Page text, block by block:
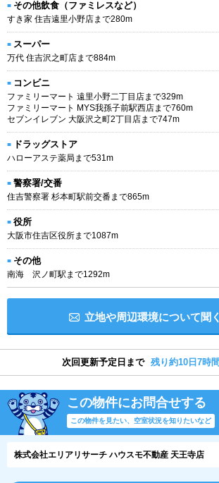
その他飲食（ファミレスなど）
すき家 住吉遠里小野店まで280m
スーパー
万代 住吉沢之町店まで884m
コンビニ
ファミリーマート 遠里小野二丁目店まで329m
ファミリーマート MYS我孫子前駅西店まで760m
セブンイレブン 大阪沢之町2丁目店まで747m
ドラッグストア
ハローアステ薬局まで531m
警察署/交番
住吉警察署 杉本町駅前交番まで865m
役所
大阪市住吉区役所まで1087m
その他
南海 沢ノ町駅まで1292m
立地や周辺環境について聞く
次回更新予定日まで 残り約10日7時
この物件にお問合せする
この物件を見たい、空室状況を知りたいなど
株式会社エリアリサーチ ハウスモ不動産 天王寺店